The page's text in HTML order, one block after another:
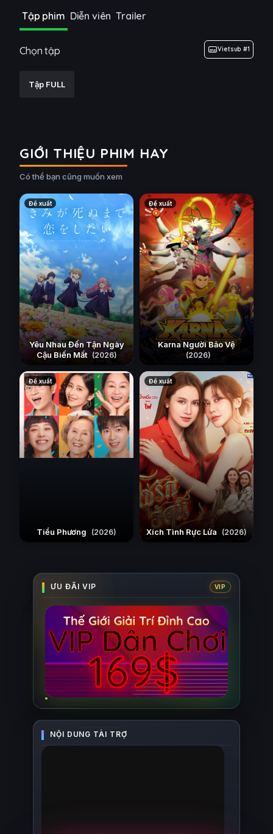
Tập phim Diễn viên Trailer
Chọn tập Vietsub #1
Tập FULL
GIỚI THIỆU PHIM HAY
Có thể bạn cũng muốn xem
Đề xuất
Yêu Nhau Đến Tận Ngày
Cậu Biến Mất (2026)
Đề xuất
Karna Người Bảo Vệ
(2026)
Đề xuất
Tiểu Phương (2026)
Đề xuất
Xích Tình Rực Lửa (2026)